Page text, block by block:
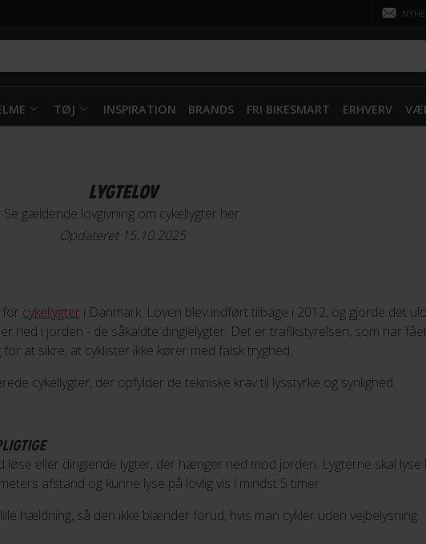
TØJ INSPIRATION BRANDS FRI BIKESMART ERHVERV
LYGTELOV
Se gældende lovgivning om cykellygter her.
Opdateret 15.10.2025
for cykellygter i Danmark. Loven blev indført tilbage i 2012, og gjorde det
ned i jorden - de såkaldte dinglelygter. Det er trafikstyrelsen, som har
at sikre, at cyklister ikke kører med falsk tryghed.
cykellygter, der opfylder de tekniske krav til lysstyrke og synlighed.
løse eller dinglende lygter, der hænger ned mod jorden. Lygterne skal lyse
afstand og kunne lyse på lovlig vis i mindst 5 timer.
hældning, så den ikke blænder forud, hvis man cykler uden vejbelysning.